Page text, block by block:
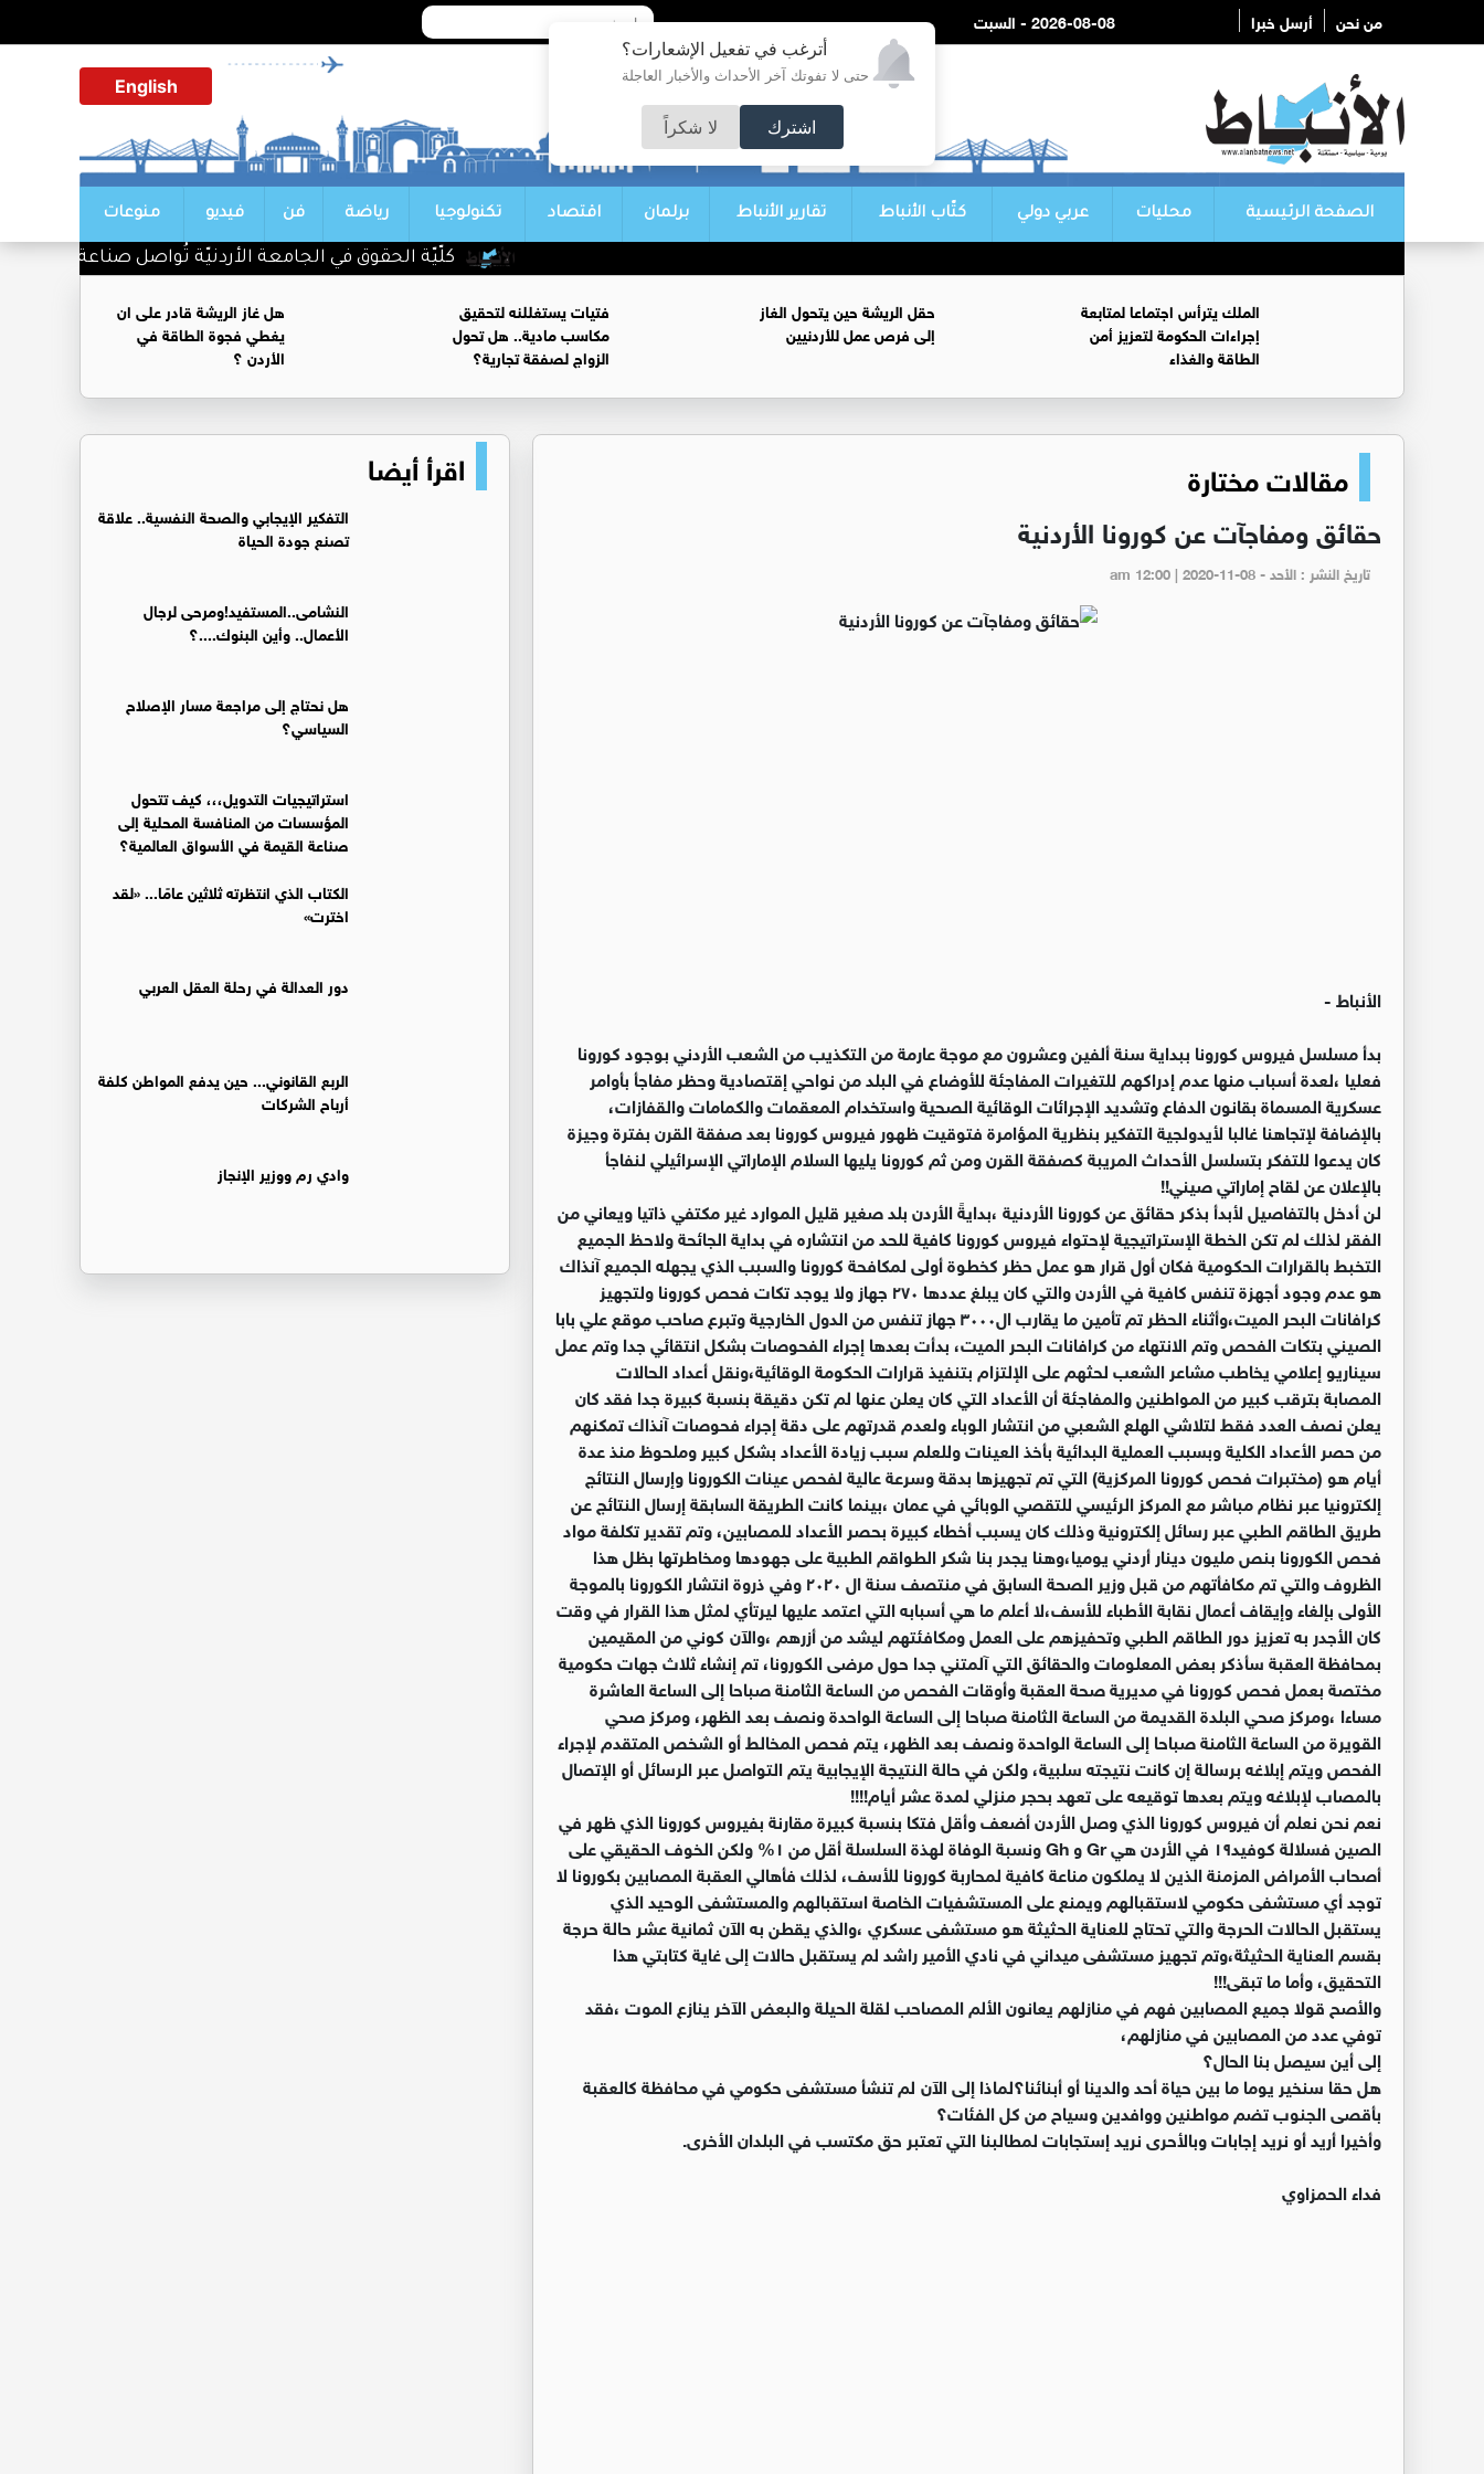
أترغب في تفعيل الإشعارات؟
حتى لا تفوتك آخر الأحداث والأخبار العاجلة
اشترك لا شكراً
من نحن أرسل خبرا 2026-08-08 - السبت
English
الصفحة الرئيسية محليات عربي دولي كتّاب الأنباط تقارير الأنباط برلمان اقتصاد تكنولوجيا رياضة فن فيديو منوعات
كلّيّة الحقوق في الجامعة الأردنيّة تُواصل صناعة الكفاءات القانونيّة بتخريج
الملك يترأس اجتماعا لمتابعة
إجراءات الحكومة لتعزيز أمن
الطاقة والغذاء
حقل الريشة حين يتحول الغاز
إلى فرص عمل للأردنيين
فتيات يستغللنه لتحقيق
مكاسب مادية.. هل تحول
الزواج لصفقة تجارية؟
هل غاز الريشة قادر على ان
يغطي فجوة الطاقة في
الأردن ؟
مقالات مختارة
حقائق ومفاجآت عن كورونا الأردنية
تاريخ النشر : الأحد - am 12:00 | 2020-11-08
الأنباط -
بدأ مسلسل فيروس كورونا ببداية سنة ألفين وعشرون مع موجة عارمة من التكذيب من الشعب الأردني بوجود كورونا
فعليا ،لعدة أسباب منها عدم إدراكهم للتغيرات المفاجئة للأوضاع في البلد من نواحي إقتصادية وحظر مفاجأ بأوامر
عسكرية المسماة بقانون الدفاع وتشديد الإجرائات الوقائية الصحية واستخدام المعقمات والكمامات والقفازات،
بالإضافة لإتجاهنا غالبا لأيدولجية التفكير بنظرية المؤامرة فتوقيت ظهور فيروس كورونا بعد صفقة القرن بفترة وجيزة
كان يدعوا للتفكر بتسلسل الأحداث المريبة كصفقة القرن ومن ثم كورونا يليها السلام الإماراتي الإسرائيلي لنفاجأ
بالإعلان عن لقاح إماراتي صيني!!
لن أدخل بالتفاصيل لأبدأ بذكر حقائق عن كورونا الأردنية ،بدايةً الأردن بلد صغير قليل الموارد غير مكتفي ذاتيا ويعاني من
الفقر لذلك لم تكن الخطة الإستراتيجية لإحتواء فيروس كورونا كافية للحد من انتشاره في بداية الجائحة ولاحظ الجميع
التخبط بالقرارات الحكومية فكان أول قرار هو عمل حظر كخطوة أولى لمكافحة كورونا والسبب الذي يجهله الجميع آنذاك
هو عدم وجود أجهزة تنفس كافية في الأردن والتي كان يبلغ عددها ٢٧٠ جهاز ولا يوجد تكات فحص كورونا ولتجهيز
كرافانات البحر الميت،وأثناء الحظر تم تأمين ما يقارب ال٣٠٠٠ جهاز تنفس من الدول الخارجية وتبرع صاحب موقع علي بابا
الصيني بتكات الفحص وتم الانتهاء من كرافانات البحر الميت، بدأت بعدها إجراء الفحوصات بشكل انتقائي جدا وتم عمل
سيناريو إعلامي يخاطب مشاعر الشعب لحثهم على الإلتزام بتنفيذ قرارات الحكومة الوقائية،ونقل أعداد الحالات
المصابة بترقب كبير من المواطنين والمفاجئة أن الأعداد التي كان يعلن عنها لم تكن دقيقة بنسبة كبيرة جدا فقد كان
يعلن نصف العدد فقط لتلاشي الهلع الشعبي من انتشار الوباء ولعدم قدرتهم على دقة إجراء فحوصات آنذاك تمكنهم
من حصر الأعداد الكلية وبسبب العملية البدائية بأخذ العينات وللعلم سبب زيادة الأعداد بشكل كبير وملحوظ منذ عدة
أيام هو (مختبرات فحص كورونا المركزية) التي تم تجهيزها بدقة وسرعة عالية لفحص عينات الكورونا وإرسال النتائج
إلكترونيا عبر نظام مباشر مع المركز الرئيسي للتقصي الوبائي في عمان ،بينما كانت الطريقة السابقة إرسال النتائج عن
طريق الطاقم الطبي عبر رسائل إلكترونية وذلك كان يسبب أخطاء كبيرة بحصر الأعداد للمصابين، وتم تقدير تكلفة مواد
فحص الكورونا بنص مليون دينار أردني يوميا،وهنا يجدر بنا شكر الطواقم الطبية على جهودها ومخاطرتها بظل هذا
الظروف والتي تم مكافأتهم من قبل وزير الصحة السابق في منتصف سنة ال ٢٠٢٠ وفي ذروة انتشار الكورونا بالموجة
الأولى بإلغاء وإيقاف أعمال نقابة الأطباء للأسف،لا أعلم ما هي أسبابه التي اعتمد عليها ليرتأي لمثل هذا القرار في وقت
كان الأجدر به تعزيز دور الطاقم الطبي وتحفيزهم على العمل ومكافئتهم ليشد من أزرهم ،والآن كوني من المقيمين
بمحافظة العقبة سأذكر بعض المعلومات والحقائق التي آلمتني جدا حول مرضى الكورونا، تم إنشاء ثلاث جهات حكومية
مختصة بعمل فحص كورونا في مديرية صحة العقبة وأوقات الفحص من الساعة الثامنة صباحا إلى الساعة العاشرة
مساءا ،ومركز صحي البلدة القديمة من الساعة الثامنة صباحا إلى الساعة الواحدة ونصف بعد الظهر، ومركز صحي
القويرة من الساعة الثامنة صباحا إلى الساعة الواحدة ونصف بعد الظهر، يتم فحص المخالط أو الشخص المتقدم لإجراء
الفحص ويتم إبلاغه برسالة إن كانت نتيجته سلبية، ولكن في حالة النتيجة الإيجابية يتم التواصل عبر الرسائل أو الإتصال
بالمصاب لإبلاغه ويتم بعدها توقيعه على تعهد بحجر منزلي لمدة عشر أيام!!!!
نعم نحن نعلم أن فيروس كورونا الذي وصل الأردن أضعف وأقل فتكا بنسبة كبيرة مقارنة بفيروس كورونا الذي ظهر في
الصين فسلالة كوفيد١٩ في الأردن هي Gr و Gh ونسبة الوفاة لهذة السلسلة أقل من ١% ولكن الخوف الحقيقي على
أصحاب الأمراض المزمنة الذين لا يملكون مناعة كافية لمحاربة كورونا للأسف، لذلك فأهالي العقبة المصابين بكورونا لا
توجد أي مستشفى حكومي لاستقبالهم ويمنع على المستشفيات الخاصة استقبالهم والمستشفى الوحيد الذي
يستقبل الحالات الحرجة والتي تحتاج للعناية الحثيثة هو مستشفى عسكري ،والذي يقطن به الآن ثمانية عشر حالة حرجة
بقسم العناية الحثيثة،وتم تجهيز مستشفى ميداني في نادي الأمير راشد لم يستقبل حالات إلى غاية كتابتي هذا
التحقيق، وأما ما تبقى!!!
والأصح قولا جميع المصابين فهم في منازلهم يعانون الألم المصاحب لقلة الحيلة والبعض الآخر ينازع الموت ،فقد
توفي عدد من المصابين في منازلهم،
إلى أين سيصل بنا الحال؟
هل حقا سنخير يوما ما بين حياة أحد والدينا أو أبنائنا؟لماذا إلى الآن لم تنشأ مستشفى حكومي في محافظة كالعقبة
بأقصى الجنوب تضم مواطنين ووافدين وسياح من كل الفئات؟
وأخيرا أريد أو نريد إجابات وبالأحرى نريد إستجابات لمطالبنا التي تعتبر حق مكتسب في البلدان الأخرى.
فداء الحمزاوي
اقرأ أيضا
التفكير الإيجابي والصحة النفسية.. علاقة
تصنع جودة الحياة
النشامى..المستفيد!ومرحى لرجال
الأعمال.. وأين البنوك....؟
هل نحتاج إلى مراجعة مسار الإصلاح
السياسي؟
استراتيجيات التدويل،،، كيف تتحول
المؤسسات من المنافسة المحلية إلى
صناعة القيمة في الأسواق العالمية؟
الكتاب الذي انتظرته ثلاثين عامًا... «لقد
اخترت»
دور العدالة في رحلة العقل العربي
الربع القانوني... حين يدفع المواطن كلفة
أرباح الشركات
وادي رم ووزير الإنجاز